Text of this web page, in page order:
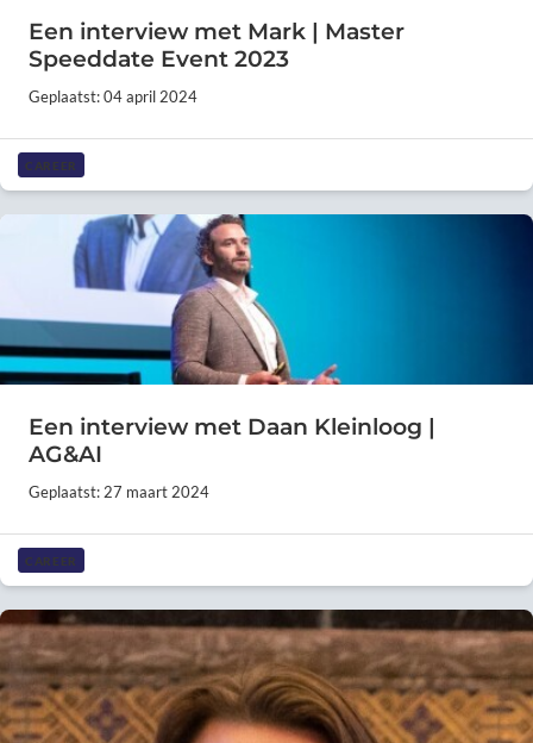
Een interview met Mark | Master
Speeddate Event 2023
Geplaatst: 04 april 2024
CAREER
Een interview met Daan Kleinloog |
AG&AI
Geplaatst: 27 maart 2024
CAREER